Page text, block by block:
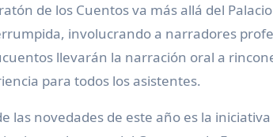
de los Cuentos va más allá del
involucrando a narradores
llevarán la narración oral a
para todos los asistentes.
las novedades de este año es la